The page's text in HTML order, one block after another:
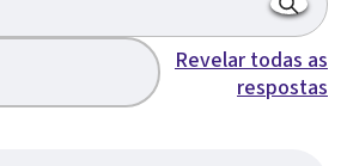
Revelar todas as
respostas